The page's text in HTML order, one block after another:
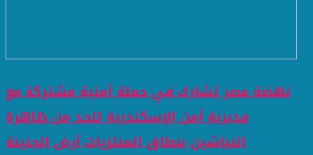
نهضة مصر تشارك في حملة أمنية مشتركة مع
مديرية أمن الإسكندرية للحد من ظاهرة
النباشين بنطاق المنتزيات أرض الجنينة